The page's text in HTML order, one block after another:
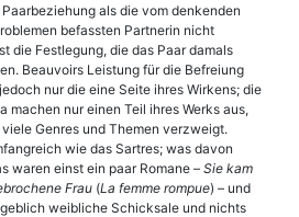
als die vom denkenden
befassten Partnerin nicht
die Festlegung, die das Paar damals
Beauvoirs Leistung für die Befreiung
nur die eine Seite ihres Wirkens; die
machen nur einen Teil ihres Werks aus,
Genres und Themen verzweigt.
wie das Sartres; was davon
waren einst ein paar Romane – Sie kam
Frau (La femme rompue) – und
weibliche Schicksale und nichts